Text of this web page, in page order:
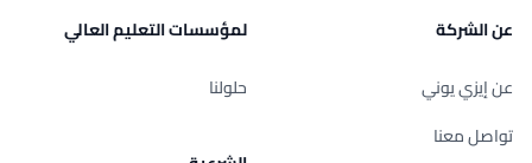
عن الشركة
عن إيزي يوني
تواصل معنا
لمؤسسات التعليم العالي
حلولنا